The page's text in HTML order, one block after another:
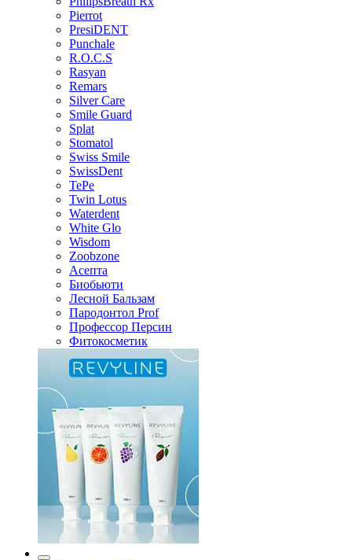
Pierrot
PresiDENT
Punchale
R.O.C.S
Rasyan
Remars
Silver Care
Smile Guard
Splat
Stomatol
Swiss Smile
SwissDent
TePe
Twin Lotus
Waterdent
White Glo
Wisdom
Zoobzone
Асепта
Биобьюти
Лесной Бальзам
Пародонтол Prof
Профессор Персин
Фитокосметик